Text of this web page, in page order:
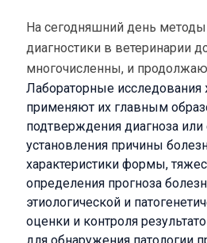
На сегодняшний день методы
диагностики в ветеринарии
многочисленны, и
Лабораторные
применяют их главным
подтверждения диагноза или
установления причины
характеристики формы,
определения прогноза
этиологической и
оценки и контроля
для обнаружения патологии